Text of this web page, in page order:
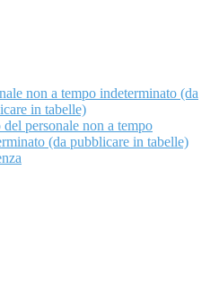
non a tempo indeterminato (da
in tabelle)
del personale non a tempo
(da pubblicare in tabelle)